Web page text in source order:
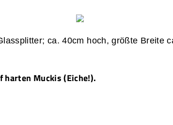
ca. 40cm hoch, größte Breite
harten Muckis (Eiche!).